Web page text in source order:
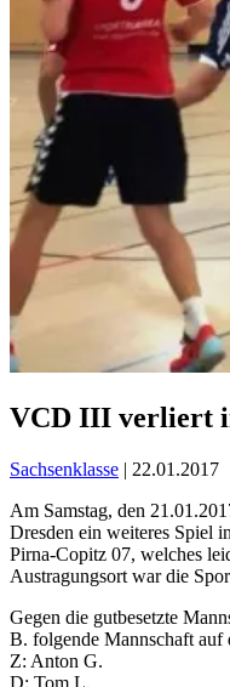
VCD III verliert
Sachsenklasse | 22.01.2017
Am Samstag, den
Dresden ein weiteres Spiel
Pirna-Copitz 07, welches
Austragungsort war die
Gegen die gutbesetzte
B. folgende Mannschaft auf
Z: Anton G.
D: Tom L.